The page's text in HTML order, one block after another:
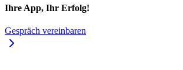
Ihre App, Ihr Erfolg!
Gespräch vereinbaren